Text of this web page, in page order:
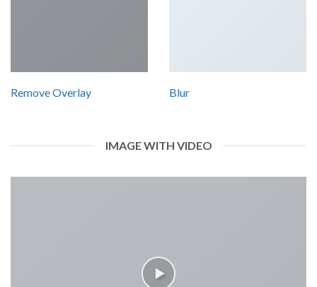
Remove Overlay Blur
IMAGE WITH VIDEO